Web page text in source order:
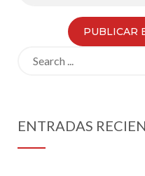
ENTRADAS